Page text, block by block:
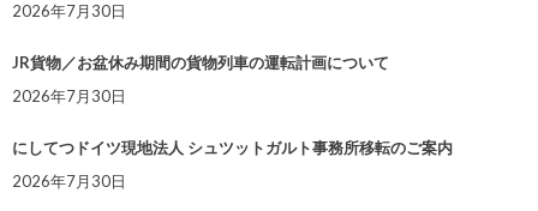
2026年7月30日
JR貨物／お盆休み期間の貨物列車の運転計画について
2026年7月30日
にしてつドイツ現地法人 シュツットガルト事務所移転のご案内
2026年7月30日